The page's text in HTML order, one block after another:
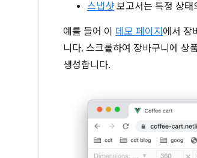
스냅샷 보고서는 특정 상태
예를 들어 이 데모 페이지 에서 장
니다. 스크롤하여 장바구니에 상
생성합니다.